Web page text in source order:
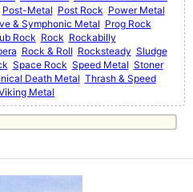
Post-Metal Post Rock Power Metal
& Symphonic Metal Prog Rock
Rock Rock Rockabilly
Rock & Roll Rocksteady Sludge
Space Rock Speed Metal Stoner
Death Metal Thrash & Speed
Metal